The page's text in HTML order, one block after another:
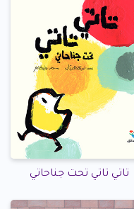
تاتي تاتي تحت جناحاتي